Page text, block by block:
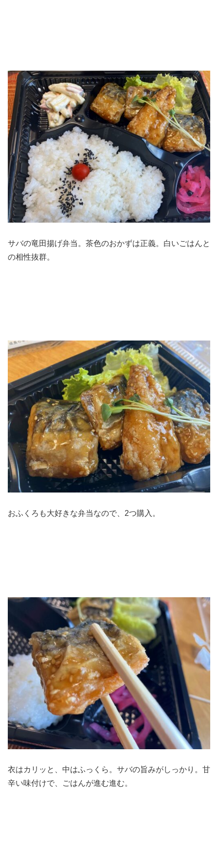
サバの竜田揚げ弁当。茶色のおかずは正義。白いごはんと
の相性抜群。
おふくろも大好きな弁当なので、2つ購入。
衣はカリッと、中はふっくら。サバの旨みがしっかり。甘
辛い味付けで、ごはんが進む進む。